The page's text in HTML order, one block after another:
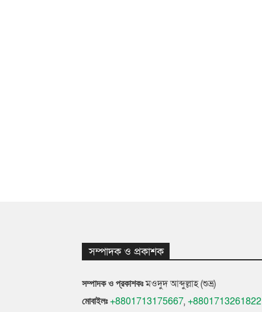
সম্পাদক ও প্রকাশক
সম্পাদক ও প্রকাশকঃমওদুদ আব্দুল্লাহ (শুভ্র)
মোবাইলঃ +8801713175667,+8801713261822